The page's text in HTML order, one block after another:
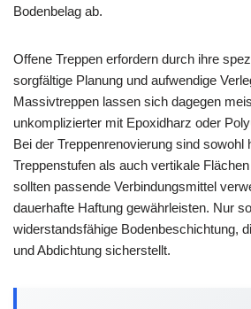
Bodenbelag ab.
Offene Treppen erfordern durch ihre
sorgfältige Planung und aufwendige
Massivtreppen lassen sich dagegen
unkomplizierter mit Epoxidharz oder
Bei der Treppenrenovierung sind sowohl
Treppenstufen als auch vertikale
sollten passende Verbindungsmittel
dauerhafte Haftung gewährleisten. Nur
widerstandsfähige Bodenbeschichtung,
und Abdichtung sicherstellt.